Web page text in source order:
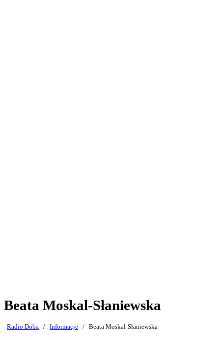
Beata Moskal-Słaniewska
Radio Doba / Informacje / Beata Moskal-Słaniewska